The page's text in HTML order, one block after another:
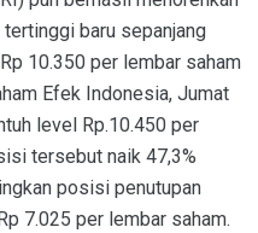
baru sepanjang
10.350 per lembar saham
Efek Indonesia, Jumat
level Rp.10.450 per
tersebut naik 47,3%
posisi penutupan
7.025 per lembar saham.